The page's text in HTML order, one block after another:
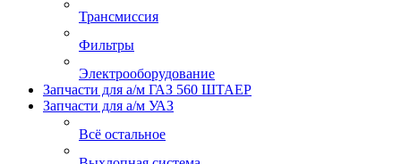
Трансмиссия
Фильтры
Электрооборудование
Запчасти для а/м ГАЗ 560 ШТАЕР
Запчасти для а/м УАЗ
Всё остальное